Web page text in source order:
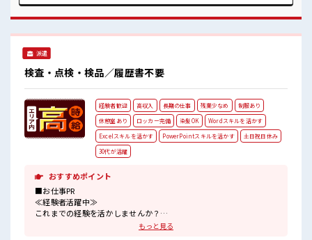
服アリ≫ 制服があるので、 毎日の服装の悩み解消♪ ≪様々な
お仕事をご提案≫ 一人で悩まず気軽に相談できる、 派遣のお
ばOKだから、 モチベーションもUP！ 活気あふれる20代活躍
中の職場です☆
派遣
検査・点検・検品／履歴書不要
経験者歓迎 高収入 長期の仕事 残業少なめ
制服あり
休憩室あり
ロッカー完備 染髪OK
Wordスキルを活かす
Excelスキルを活かす
PowerPointスキルを活かす
土日祝日休み
30代が活躍
おすすめポイント
■お仕事PR
≪経験者活躍中≫
これまでの経験を活かしませんか？
もっと見る